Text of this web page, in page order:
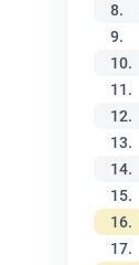
8.
9.
10.
11.
12.
13.
14.
15.
16.
17.